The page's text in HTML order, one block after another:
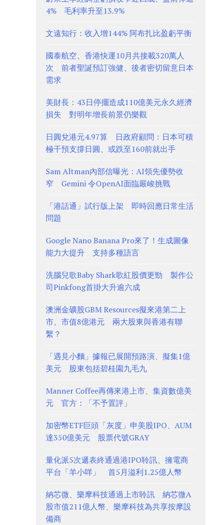
4% 毛利率升至13.9%
文遠知行：收入增144% 阿布扎比盈虧平衡
國泰航空、香港快運10月共接載320萬人
次 前者聖誕預訂強健、後者密切留意日本
需求
美財長：43日停擺造成110億美元永久經濟
損失 對明年增長前景仍樂觀
日圓兌港元4.97算 日政府顧問：日本可積
極干預支撐日圓、或跌至160前就出手
Sam Altman內部信曝光：AI領先優勢收
窄 Gemini 令OpenAI面臨嚴峻挑戰
「港話通」試行版上架 即時回應日常生活
問題
Google Nano Banana Pro來了！生成圖像
能力大提升 支持多種語言
洗腦兒歌Baby Shark歌紅股價更勁 製作公
司Pinkfong首掛大升逾六成
澳洲金礦股GBM Resources擬來港第二上
市、市值8億港元 兩大股東與香港有聯
繫？
「遇見小麵」據報已展開預路演、擬集1億
美元 股東包括碧桂園九毛九
Manner Coffee再傳來港上市、集資數億美
元 官方：「不予置評」
加密幣ETF巨頭「灰度」申美股IPO、AUM
達350億美元 股票代號GRAY
量化派5次遞表終通過港IPO聆訊、擁電商
平台「羊小咩」 首5月溢利1.25億人幣
納芯微、樂摩科技通過上市聆訊 納芯微A
股市值211億人幣、樂摩科技為共享按摩設
備商